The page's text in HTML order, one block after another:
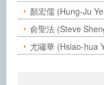
顏宏儒 (Hung-Ju
俞聖法 (Steve
尤嘯華 (Hsiao-hua